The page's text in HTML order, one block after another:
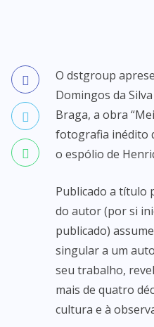
O dstgroup
Domingos da
Braga, a obra
fotografia inédito
o espólio de
Publicado a título
do autor (por si
publicado)
singular a um
seu trabalho,
mais de quatro
cultura e à